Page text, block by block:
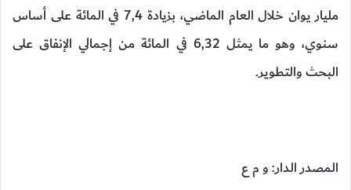
مليار يوان خلال العام الماضي، بزيادة 7,4 في المائة على أساس
سنوي، وهو ما يمثل 6,32 في المائة من إجمالي الإنفاق على
البحث والتطوير.
المصدر الدار: و م ع